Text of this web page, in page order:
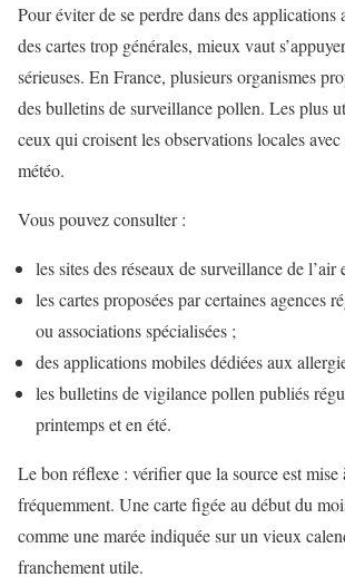
Pour éviter de se perdre dans des applications
des cartes trop générales, mieux vaut
sérieuses. En France, plusieurs organismes
des bulletins de surveillance pollen. Les plus
ceux qui croisent les observations locales
météo.
Vous pouvez consulter :
les sites des réseaux de surveillance de l’air
les cartes proposées par certaines agences
ou associations spécialisées ;
des applications mobiles dédiées aux
les bulletins de vigilance pollen publiés
printemps et en été.
Le bon réflexe : vérifier que la source est mise
fréquemment. Une carte figée au début du
comme une marée indiquée sur un vieux
franchement utile.